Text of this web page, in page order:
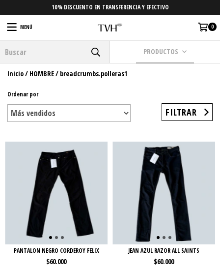
10% DESCUENTO EN TRANSFERENCIA Y EFECTIVO
MENÚ 0
PRODUCTOS
Inicio/ HOMBRE/ breadcrumbs.polleras1
Ordenar por
FILTRAR
PANTALON NEGRO CORDEROY FELIX
$60.000
JEAN AZUL RAZOR ALL SAINTS
$60.000